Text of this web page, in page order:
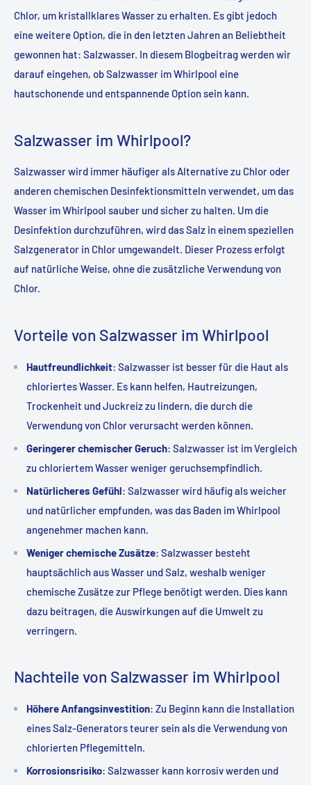
Chlor, um kristallklares Wasser zu erhalten. Es gibt jedoch
eine weitere Option, die in den letzten Jahren an Beliebtheit
gewonnen hat: Salzwasser. In diesem Blogbeitrag werden wir
darauf eingehen, ob Salzwasser im Whirlpool eine
hautschonende und entspannende Option sein kann.
Salzwasser im Whirlpool?
Salzwasser wird immer häufiger als Alternative zu Chlor oder
anderen chemischen Desinfektionsmitteln verwendet, um das
Wasser im Whirlpool sauber und sicher zu halten. Um die
Desinfektion durchzuführen, wird das Salz in einem speziellen
Salzgenerator in Chlor umgewandelt. Dieser Prozess erfolgt
auf natürliche Weise, ohne die zusätzliche Verwendung von
Chlor.
Vorteile von Salzwasser im Whirlpool
Hautfreundlichkeit: Salzwasser ist besser für die Haut als
chloriertes Wasser. Es kann helfen, Hautreizungen,
Trockenheit und Juckreiz zu lindern, die durch die
Verwendung von Chlor verursacht werden können.
Geringerer chemischer Geruch: Salzwasser ist im Vergleich
zu chloriertem Wasser weniger geruchsempfindlich.
Natürlicheres Gefühl: Salzwasser wird häufig als weicher
und natürlicher empfunden, was das Baden im Whirlpool
angenehmer machen kann.
Weniger chemische Zusätze: Salzwasser besteht
hauptsächlich aus Wasser und Salz, weshalb weniger
chemische Zusätze zur Pflege benötigt werden. Dies kann
dazu beitragen, die Auswirkungen auf die Umwelt zu
verringern.
Nachteile von Salzwasser im Whirlpool
Höhere Anfangsinvestition: Zu Beginn kann die Installation
eines Salz-Generators teurer sein als die Verwendung von
chlorierten Pflegemitteln.
Korrosionsrisiko: Salzwasser kann korrosiv werden und